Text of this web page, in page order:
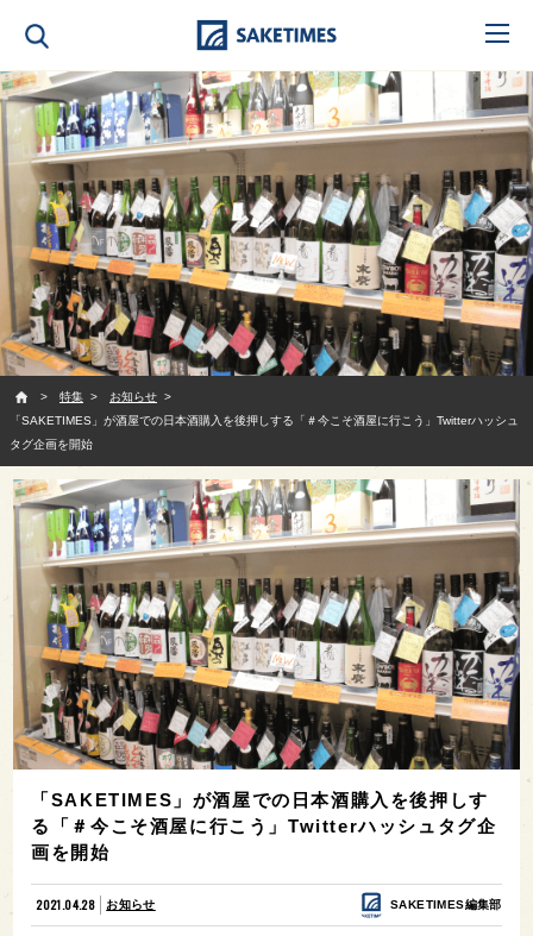
特集
お知らせ
「SAKETIMES」が酒屋での日本酒購入を後押しする「＃今こそ酒屋に行こう」Twitterハッシュ
タグ企画を開始
「SAKETIMES」が酒屋での日本酒購入を後押しす
る「＃今こそ酒屋に行こう」Twitterハッシュタグ企
画を開始
2021.04.28 お知らせ SAKETIMES編集部